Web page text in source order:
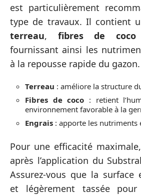
est particulièrement
type de travaux. Il contient
terreau, fibres de coco
fournissant ainsi les
à la repousse rapide du gazon.
Terreau : améliore la structure
Fibres de coco : retient
environnement favorable à la
Engrais : apporte les nutriments
Pour une efficacité
après l’application du
Assurez-vous que la surface
et légèrement tassée